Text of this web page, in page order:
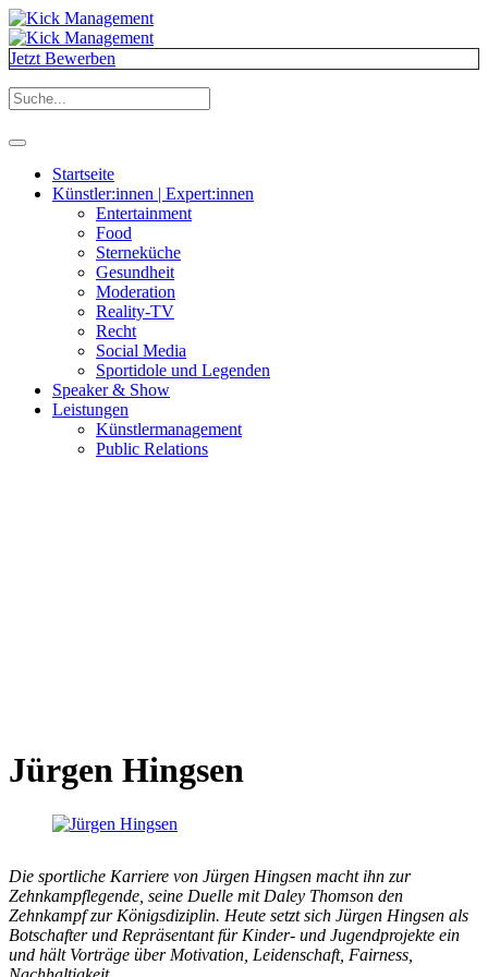
Jetzt Bewerben
Startseite
Künstler:innen | Expert:innen
Entertainment
Food
Sterneküche
Gesundheit
Moderation
Reality-TV
Recht
Social Media
Sportidole und Legenden
Speaker & Show
Leistungen
Künstlermanagement
Public Relations
Jürgen Hingsen
Die sportliche Karriere von Jürgen Hingsen macht ihn zur
Zehnkampflegende, seine Duelle mit Daley Thomson den
Zehnkampf zur Königsdiziplin. Heute setzt sich Jürgen Hingsen als
Botschafter und Repräsentant für Kinder- und Jugendprojekte ein
und hält Vorträge über Motivation, Leidenschaft, Fairness,